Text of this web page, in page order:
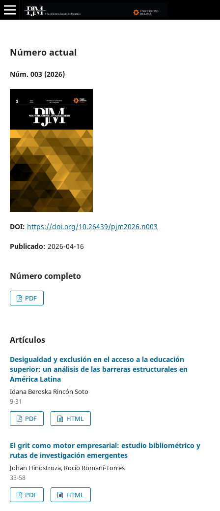
Número actual
Núm. 003 (2026)
DOI: https://doi.org/10.26439/pjm2026.n003
Publicado: 2026-04-16
Número completo
PDF
Artículos
Desigualdad y exclusión en el acceso a la educación
superior: un análisis de las barreras estructurales en
América Latina
Idana Beroska Rincón Soto
9-31
PDF
HTML
El grit como motor empresarial: estudio bibliométrico y
rutas de investigación emergentes
Johan Hinostroza, Rocío Romaní-Torres
33-58
PDF
HTML